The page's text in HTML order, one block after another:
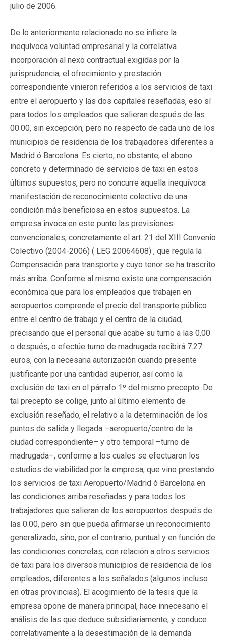
julio de 2006.
De lo anteriormente relacionado no se infiere la
inequívoca voluntad empresarial y la correlativa
incorporación al nexo contractual exigidas por la
jurisprudencia; el ofrecimiento y prestación
correspondiente vinieron referidos a los servicios de taxi
entre el aeropuerto y las dos capitales reseñadas, eso sí
para todos los empleados que salieran después de las
00.00, sin excepción, pero no respecto de cada uno de los
municipios de residencia de los trabajadores diferentes a
Madrid ó Barcelona. Es cierto, no obstante, el abono
concreto y determinado de servicios de taxi en estos
últimos supuestos, pero no concurre aquella inequívoca
manifestación de reconocimiento colectivo de una
condición más beneficiosa en estos supuestos. La
empresa invoca en este punto las previsiones
convencionales, concretamente el art. 21 del XIII Convenio
Colectivo (2004-2006) ( LEG 20064608) , que regula la
Compensación para transporte y cuyo tenor se ha trascrito
más arriba. Conforme al mismo existe una compensación
económica que para los empleados que trabajen en
aeropuertos comprende el precio del transporte público
entre el centro de trabajo y el centro de la ciudad,
precisando que el personal que acabe su turno a las 0.00
o después, o efectúe turno de madrugada recibirá 7.27
euros, con la necesaria autorización cuando presente
justificante por una cantidad superior, así como la
exclusión de taxi en el párrafo 1º del mismo precepto. De
tal precepto se colige, junto al último elemento de
exclusión reseñado, el relativo a la determinación de los
puntos de salida y llegada –aeropuerto/centro de la
ciudad correspondiente– y otro temporal –turno de
madrugada–, conforme a los cuales se efectuaron los
estudios de viabilidad por la empresa, que vino prestando
los servicios de taxi Aeropuerto/Madrid ó Barcelona en
las condiciones arriba reseñadas y para todos los
trabajadores que salieran de los aeropuertos después de
las 0.00, pero sin que pueda afirmarse un reconocimiento
generalizado, sino, por el contrario, puntual y en función de
las condiciones concretas, con relación a otros servicios
de taxi para los diversos municipios de residencia de los
empleados, diferentes a los señalados (algunos incluso
en otras provincias). El acogimiento de la tesis que la
empresa opone de manera principal, hace innecesario el
análisis de las que deduce subsidiariamente, y conduce
correlativamente a la desestimación de la demanda